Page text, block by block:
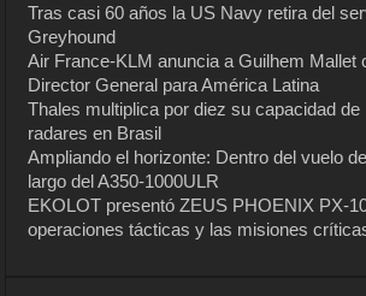
Tras casi 60 años la US Navy retira del
Greyhound
Air France-KLM anuncia a Guilhem Mallet
Director General para América Latina
Thales multiplica por diez su capacidad de
radares en Brasil
Ampliando el horizonte: Dentro del vuelo
largo del A350-1000ULR
EKOLOT presentó ZEUS PHOENIX PX-
operaciones tácticas y las misiones